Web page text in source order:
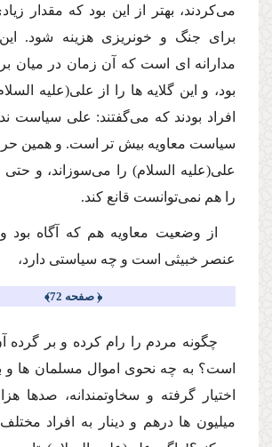
مى‌كردند، بهتر از این بود كه مقدار
براى جنگ و خونریزى هزینه شود.
مدارانه اى است كه آن زمان در میان
بود، و این گلایه ها را از على(علیه
افراد بودند كه مى‌گفتند: على سیاست
سیاست معاویه بیش تر است. و همین
على(علیه السلام)را مى‌سوزاند، و
را هم نمى‌توانست قانع كند.
از وضعیت معاویه هم كه آگاه
عنصر خبیثى است و چه سیاستى دارد،
﴿ صفحه 72﴾
چگونه مردم را رام كرده و بر گرده
است؟ به چه نحوى اموال مسلمان ها و
اختیار گرفته و سخاوتمندانه، صدها
میلیون ها درهم و دینار به افراد